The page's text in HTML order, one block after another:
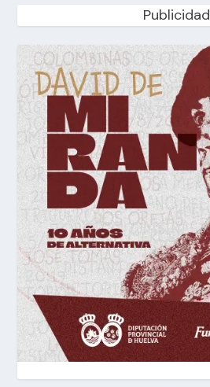
Publicidad